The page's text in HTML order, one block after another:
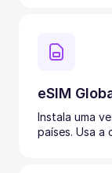
eSIM
Instala uma
países. Usa a